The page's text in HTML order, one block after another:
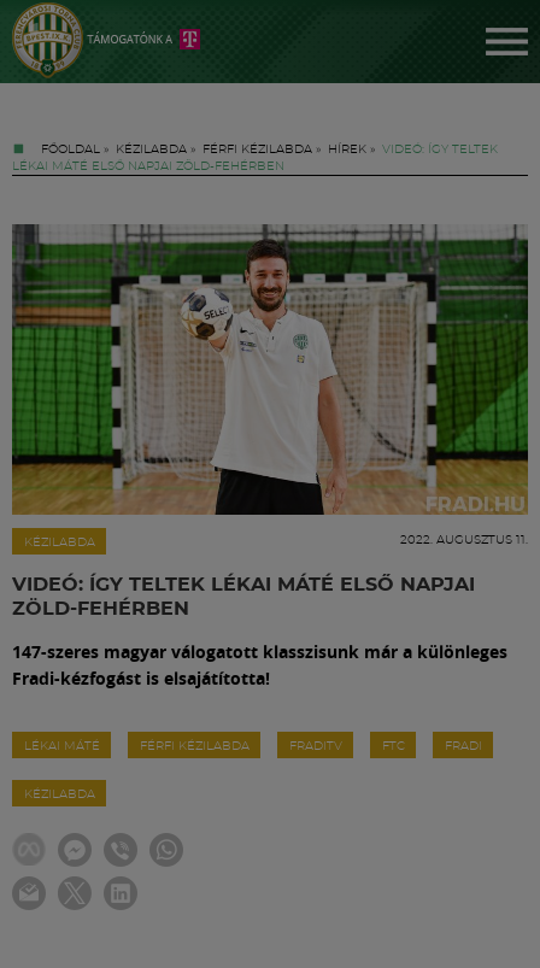
FŐOLDAL » KÉZILABDA » FÉRFI KÉZILABDA » HÍREK » VIDEÓ: ÍGY TELTEK
LÉKAI MÁTÉ ELSŐ NAPJAI ZÖLD-FEHÉRBEN
KÉZILABDA 2022. AUGUSZTUS 11.
VIDEÓ: ÍGY TELTEK LÉKAI MÁTÉ ELSŐ NAPJAI
ZÖLD-FEHÉRBEN
147-szeres magyar válogatott klasszisunk már a különleges
Fradi-kézfogást is elsajátította!
LÉKAI MÁTÉ FÉRFI KÉZILABDA FRADITV FTC FRADI
KÉZILABDA
Jegyek
FM YouTube +
Hírek
Labdarúgás
Klub
Szolgáltatások